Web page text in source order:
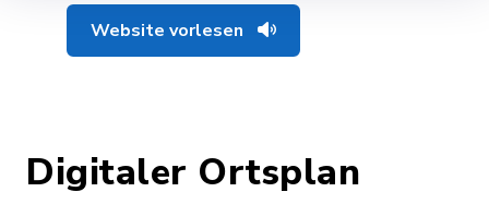
Website vorlesen
Digitaler Ortsplan